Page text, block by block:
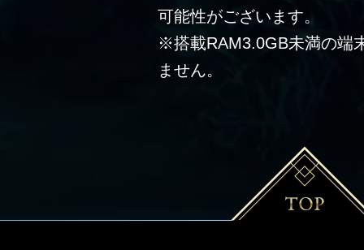
可能性がございます。
※搭載RAM3.0GB未満の端
ません。